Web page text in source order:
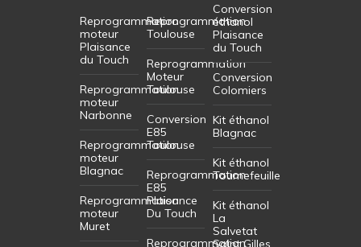
Reprogrammation
moteur
Plaisance
du Touch
Reprogrammation
moteur
Narbonne
Reprogrammation
moteur
Blagnac
Reprogrammation
moteur
Muret
Reprogrammation
Toulouse
Reprogrammation
Moteur
Toulouse
Conversion
E85
Toulouse
Reprogrammation
E85
Plaisance
Du Touch
Reprogrammation
Conversion
éthanol
Plaisance
du Touch
Conversion
Colomiers
Kit éthanol
Blagnac
Kit éthanol
Tournefeuille
Kit éthanol
La
Salvetat
Saint Gilles